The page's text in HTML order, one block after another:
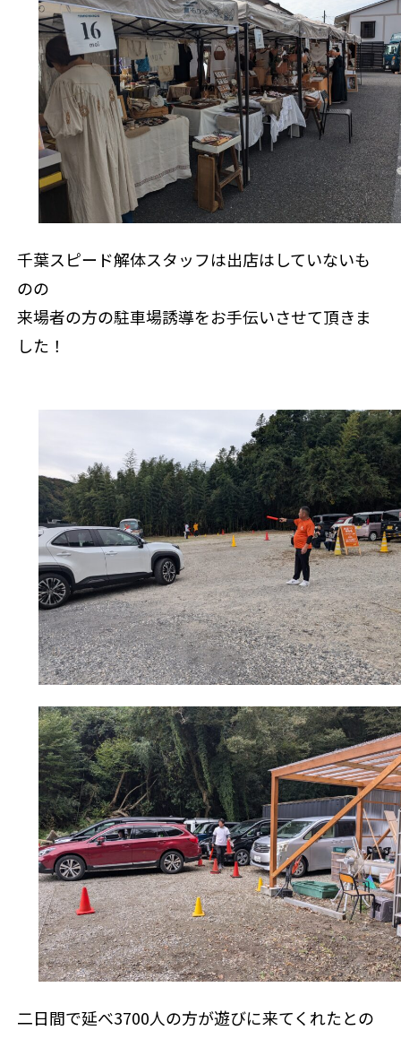
千葉スピード解体スタッフは出店はしていないも
のの
来場者の方の駐車場誘導をお手伝いさせて頂きま
した！
二日間で延べ3700人の方が遊びに来てくれたとの